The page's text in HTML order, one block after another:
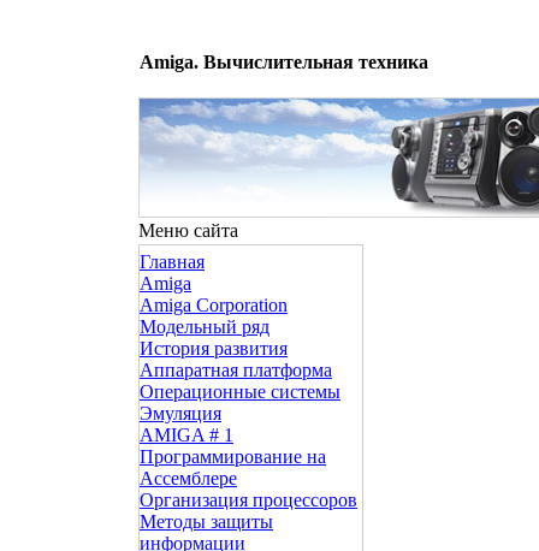
Amiga. Вычислительная техника
Меню сайта
Главная
Amiga
Amiga Corporation
Модельный ряд
История развития
Аппаратная платформа
Операционные системы
Эмуляция
AMIGA # 1
Программирование на
Ассемблере
Организация процессоров
Методы защиты
информации